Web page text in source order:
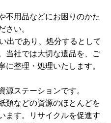
不用品などにお困りのかた
さい。
出であり、処分するとして
当社では大切な遺品を、ご
に整理・処理いたします。
源ステーションです。
類などの資源のほとんどを
ます。リサイクルを促進す